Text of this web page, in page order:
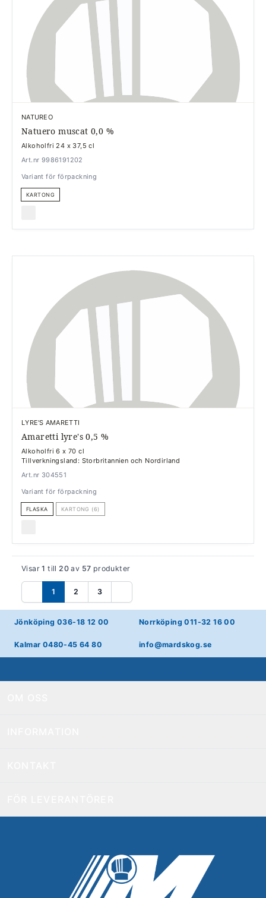
NATUREO
Natuero muscat 0,0 %
Alkoholfri 24 x 37,5 cl
Art.nr 9986191202
Variant för förpackning
KARTONG
LYRE'S AMARETTI
Amaretti lyre's 0,5 %
Alkoholfri 6 x 70 cl
Tillverkningsland: Storbritannien och Nordirland
Art.nr 304551
Variant för förpackning
FLASKA KARTONG (6)
Visar1 till20 av 57 produkter
Föregående
1 2 3
Nästa
Jönköping 036-18 12 00 Norrköping 011-32 16 00
Kalmar 0480-45 64 80 info@mardskog.se